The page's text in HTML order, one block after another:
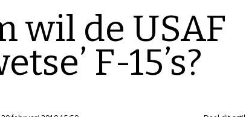
wil de USAF
F-15’s?